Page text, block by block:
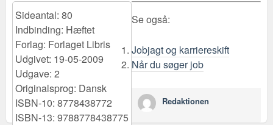
Sideantal: 80
Indbinding: Hæftet
Forlag: Forlaget Libris
Udgivet: 19-05-2009
Udgave: 2
Originalsprog: Dansk
ISBN-10: 8778438772
ISBN-13: 9788778438775
Se også:
Jobjagt og karriereskift
Når du søger job
Redaktionen